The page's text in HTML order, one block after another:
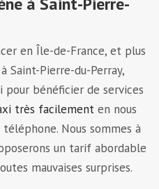
en Île-de-France, et plus
Saint-Pierre-du-Perray,
bénéficier de services
très facilement en nous
Nous sommes à
un tarif abordable
mauvaises surprises.